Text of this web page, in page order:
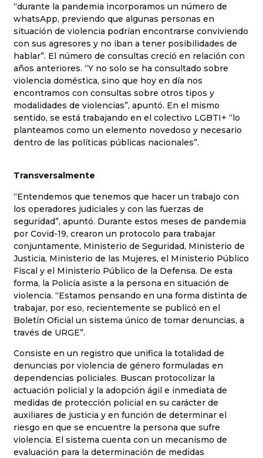
“durante la pandemia incorporamos un número de
whatsApp, previendo que algunas personas en
situación de violencia podrían encontrarse conviviendo
con sus agresores y no iban a tener posibilidades de
hablar”. El número de consultas creció en relación con
años anteriores. “Y no solo se ha consultado sobre
violencia doméstica, sino que hoy en día nos
encontramos con consultas sobre otros tipos y
modalidades de violencias”, apuntó. En el mismo
sentido, se está trabajando en el colectivo LGBTI+ “lo
planteamos como un elemento novedoso y necesario
dentro de las políticas públicas nacionales”.
Transversalmente
“Entendemos que tenemos que hacer un trabajo con
los operadores judiciales y con las fuerzas de
seguridad”, apuntó. Durante estos meses de pandemia
por Covid-19, crearon un protocolo para trabajar
conjuntamente, Ministerio de Seguridad, Ministerio de
Justicia, Ministerio de las Mujeres, el Ministerio Público
Fiscal y el Ministerio Público de la Defensa. De esta
forma, la Policía asiste a la persona en situación de
violencia. “Estamos pensando en una forma distinta de
trabajar, por eso, recientemente se publicó en el
Boletín Oficial un sistema único de tomar denuncias, a
través de URGE”.
Consiste en un registro que unifica la totalidad de
denuncias por violencia de género formuladas en
dependencias policiales. Buscan protocolizar la
actuación policial y la adopción ágil e inmediata de
medidas de protección policial en su carácter de
auxiliares de justicia y en función de determinar el
riesgo en que se encuentre la persona que sufre
violencia. El sistema cuenta con un mecanismo de
evaluación para la determinación de medidas